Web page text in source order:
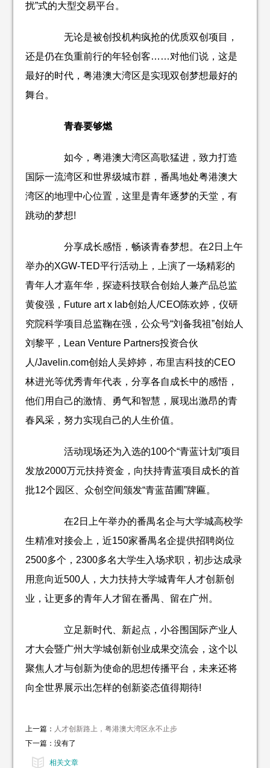
扰”式的大型交易平台。
无论是被创投机构疯抢的优质双创项目，
还是仍在负重前行的年轻创客……对他们说，这是
最好的时代，粤港澳大湾区是实现双创梦想最好的
舞台。
青春要够燃
如今，粤港澳大湾区高歌猛进，致力打造
国际一流湾区和世界级城市群，番禺地处粤港澳大
湾区的地理中心位置，这里是青年逐梦的天堂，有
跳动的梦想!
分享成长感悟，畅谈青春梦想。在2日上午
举办的XGW-TED平行活动上，上演了一场精彩的
青年人才嘉年华，探迹科技联合创始人兼产品总监
黄俊强，Future art x lab创始人/CEO陈欢婷，仪研
究院科学项目总监鞠在强，公众号“刘备我祖”创始人
刘黎平，Lean Venture Partners投资合伙
人/Javelin.com创始人吴婷婷，布里吉科技的CEO
林进光等优秀青年代表，分享各自成长中的感悟，
他们用自己的激情、勇气和智慧，展现出激昂的青
春风采，努力实现自己的人生价值。
活动现场还为入选的100个“青蓝计划”项目
发放2000万元扶持资金，向扶持青蓝项目成长的首
批12个园区、众创空间颁发“青蓝苗圃”牌匾。
在2日上午举办的番禺名企与大学城高校学
生精准对接会上，近150家番禺名企提供招聘岗位
2500多个，2300多名大学生入场求职，初步达成录
用意向近500人，大力扶持大学城青年人才创新创
业，让更多的青年人才留在番禺、留在广州。
立足新时代、新起点，小谷围国际产业人
才大会暨广州大学城创新创业成果交流会，这个以
聚焦人才与创新为使命的思想传播平台，未来还将
向全世界展示出怎样的创新姿态值得期待!
上一篇： 人才创新路上，粤港澳大湾区永不止步
下一篇：没有了
相关文章